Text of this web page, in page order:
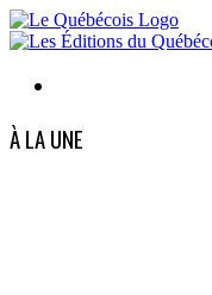
Skip
to
À LA UNE